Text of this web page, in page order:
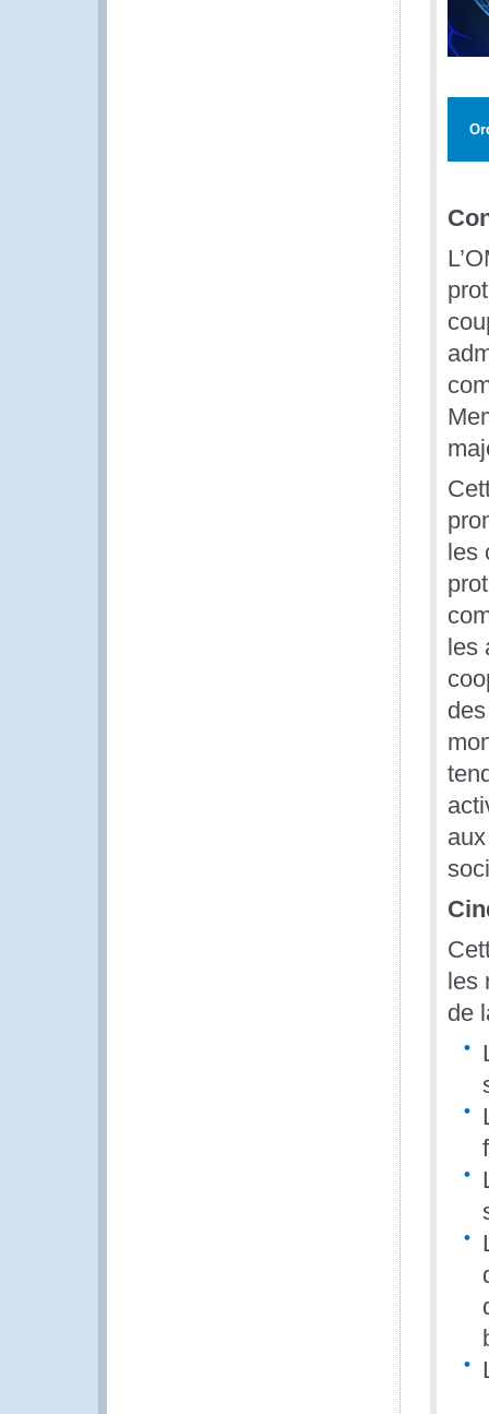
les
les
les
de